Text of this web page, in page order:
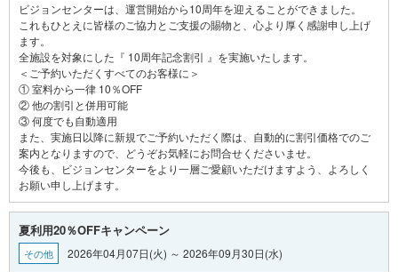
ビジョンセンターは、運営開始から10周年を迎えることができました。
これもひとえに皆様のご協力とご支援の賜物と、心より厚く感謝申し上げ
ます。
全施設を対象にした『 10周年記念割引 』を実施いたします。
＜ご予約いただくすべてのお客様に＞
① 室料から一律 10％OFF
② 他の割引と併用可能
③ 何度でも自動適用
また、実施日以降に新規でご予約いただく際は、自動的に割引価格でのご
案内となりますので、どうぞお気軽にお問合せくださいませ。
今後も、ビジョンセンターをより一層ご愛顧いただけますよう、よろしく
夏利用20％OFFキャンペーン
その他 2026年04月07日(火) ～ 2026年09月30日(水)